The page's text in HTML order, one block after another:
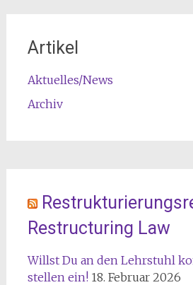
Artikel
Aktuelles/News
Archiv
Restructuring Law
Willst Du an den Lehrstuhl
stellen ein! 18. Februar 2026